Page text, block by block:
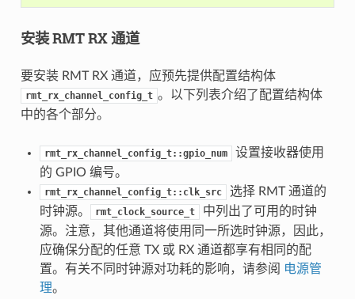
安装 RMT RX 通道
要安装 RMT RX 通道，应预先提供配置结构体
rmt_rx_channel_config_t 。以下列表介绍了配置结构体
中的各个部分。
rmt_rx_channel_config_t::gpio_num
设置接收器使用
的 GPIO 编号。
rmt_rx_channel_config_t::clk_src
选择 RMT 通道的
时钟源。
rmt_clock_source_t
中列出了可用的时钟
源。注意，其他通道将使用同一所选时钟源，因此，
应确保分配的任意 TX 或 RX 通道都享有相同的配
置。有关不同时钟源对功耗的影响，请参阅 电源管
理。